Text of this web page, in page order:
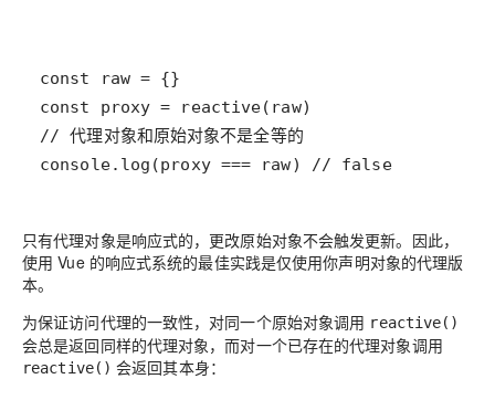
console.log(proxy === raw) // false
只有代理对象是响应式的，更改原始对象不会触发更新。因此，
使用 Vue 的响应式系统的最佳实践是仅使用你声明对象的代理版
本。
为保证访问代理的一致性，对同一个原始对象调用 reactive()
会总是返回同样的代理对象，而对一个已存在的代理对象调用
reactive() 会返回其本身：